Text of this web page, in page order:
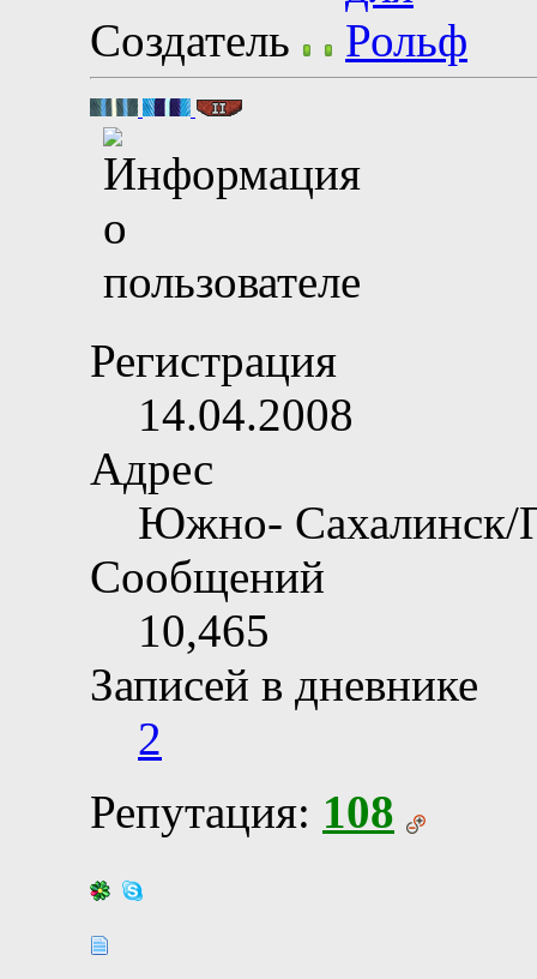
Создатель
Регистрация
14.04.2008
Адрес
Южно- Сахалинск/
Сообщений
10,465
Записей в дневнике
2
Репутация: 108